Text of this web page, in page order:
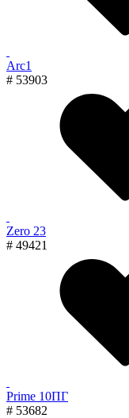
Arc1
# 53903
Zero 23
# 49421
Prime 10ПГ
# 53682